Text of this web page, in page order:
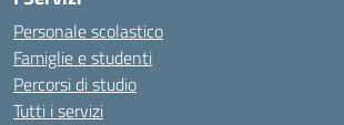
Personale scolastico
Famiglie e studenti
Percorsi di studio
Tutti i servizi